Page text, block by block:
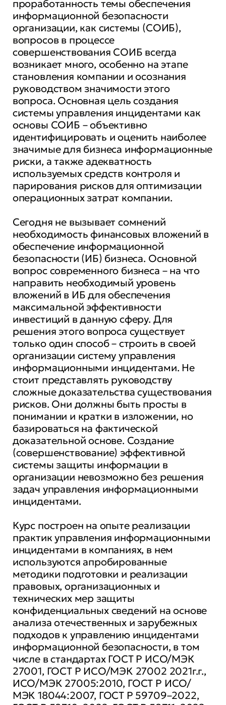
проработанность темы обеспечения
информационной безопасности
организации, как системы (СОИБ),
вопросов в процессе
совершенствования СОИБ всегда
возникает много, особенно на этапе
становления компании и осознания
руководством значимости этого
вопроса. Основная цель создания
системы управления инцидентами как
основы СОИБ – объективно
идентифицировать и оценить наиболее
значимые для бизнеса информационные
риски, а также адекватность
используемых средств контроля и
парирования рисков для оптимизации
операционных затрат компании.
Сегодня не вызывает сомнений
необходимость финансовых вложений в
обеспечение информационной
безопасности (ИБ) бизнеса. Основной
вопрос современного бизнеса – на что
направить необходимый уровень
вложений в ИБ для обеспечения
максимальной эффективности
инвестиций в данную сферу. Для
решения этого вопроса существует
только один способ – строить в своей
организации систему управления
информационными инцидентами. Не
стоит представлять руководству
сложные доказательства существования
рисков. Они должны быть просты в
понимании и кратки в изложении, но
базироваться на фактической
доказательной основе. Создание
(совершенствование) эффективной
системы защиты информации в
организации невозможно без решения
задач управления информационными
инцидентами.
Курс построен на опыте реализации
практик управления информационными
инцидентами в компаниях, в нем
используются апробированные
методики подготовки и реализации
правовых, организационных и
технических мер защиты
конфиденциальных сведений на основе
анализа отечественных и зарубежных
подходов к управлению инцидентами
информационной безопасности, в том
числе в стандартах ГОСТ Р ИСО/МЭК
27001, ГОСТ Р ИСО/МЭК 27002 2021г.г.,
ИСО/МЭК 27005:2010, ГОСТ Р ИСО/
МЭК 18044:2007, ГОСТ Р 59709–2022,